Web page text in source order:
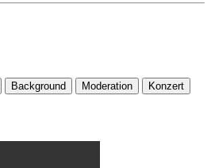
Background Moderation Konzert